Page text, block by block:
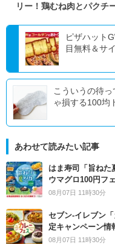
リー！鶏むね肉とパクチ
ピザハット
目無料＆サ
こういうの待
ゃ損する100均
あわせて読みたい記事
はま寿司「旨ねた
ウマグロ100円フ
08月07日 11時30分
セブン‐イレブン
定キャンペーン情
08月07日 11時30分